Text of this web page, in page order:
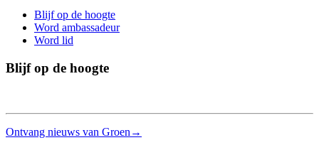
Blijf op de hoogte
Word ambassadeur
Word lid
Blijf op de hoogte
Ontvang nieuws van Groen→